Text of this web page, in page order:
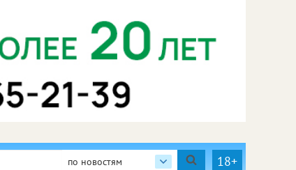
по новостям 18+